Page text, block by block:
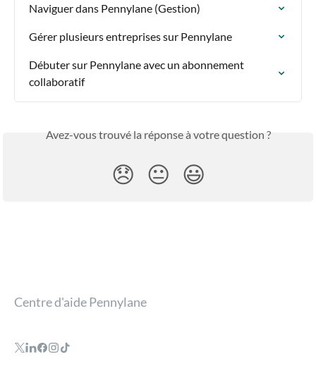
Naviguer dans Pennylane (Gestion)
Gérer plusieurs entreprises sur Pennylane
Débuter sur Pennylane avec un abonnement
collaboratif
Avez-vous trouvé la réponse à votre question ?
😞 😐 😃
Centre d'aide Pennylane